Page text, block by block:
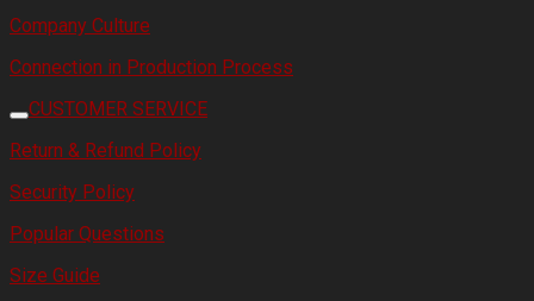
Company Culture
Connection in Production Process
CUSTOMER SERVICE
Return & Refund Policy
Security Policy
Popular Questions
Size Guide